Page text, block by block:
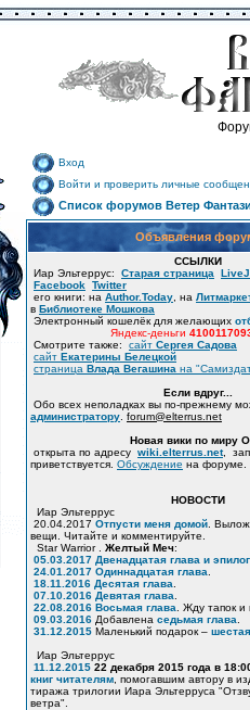
Вход
Войти и проверить личные
Список форумов Ветер
Объявления
ССЫЛКИ
Иар Эльтеррус: Старая страница
Facebook Twitter
его книги: на Author.Today , на
в Библиотеке Мошкова
Электронный кошелёк для желающих
Яндекс-деньги
Смотрите также: сайт Сергея Садова
сайт Екатерины Белецкой
страница Влада Вегашина на
Если вдруг...
Обо всех неполадках вы по-прежнему
администратору forum@elterrus.net
Новая вики по миру
открыта по адресу wiki.elterrus.net,
приветствуется. Обсуждение на форуме.
НОВОСТИ
Иар Эльтеррус
20.04.2017 Отпусти меня домой .
вещи. Читайте и комментируйте.
Star Warrior . Желтый Меч:
05.03.2017 Двенадцатая глава и эпилог
24.01.2017 Одиннадцатая глава
18.11.2016 Десятая глава
07.10.2016 Девятая глава
22.08.2016 Восьмая глава . Жду тапок
09.03.2016 Добавлена седьмая глава
31.12.2015 Маленький подарок –
Иар Эльтеррус
11.12.2015 22 декабря 2015 года в
книг читателям , помогавшим автору в
тиража трилогии Иара Эльтерруса
ветра".